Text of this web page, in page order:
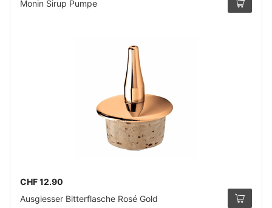
Monin Sirup Pumpe
CHF 12.90
Ausgiesser Bitterflasche Rosé Gold